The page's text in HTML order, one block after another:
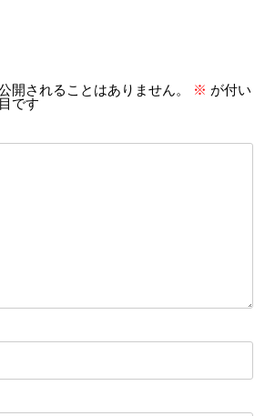
開されることはありません。 ※ が付い
です